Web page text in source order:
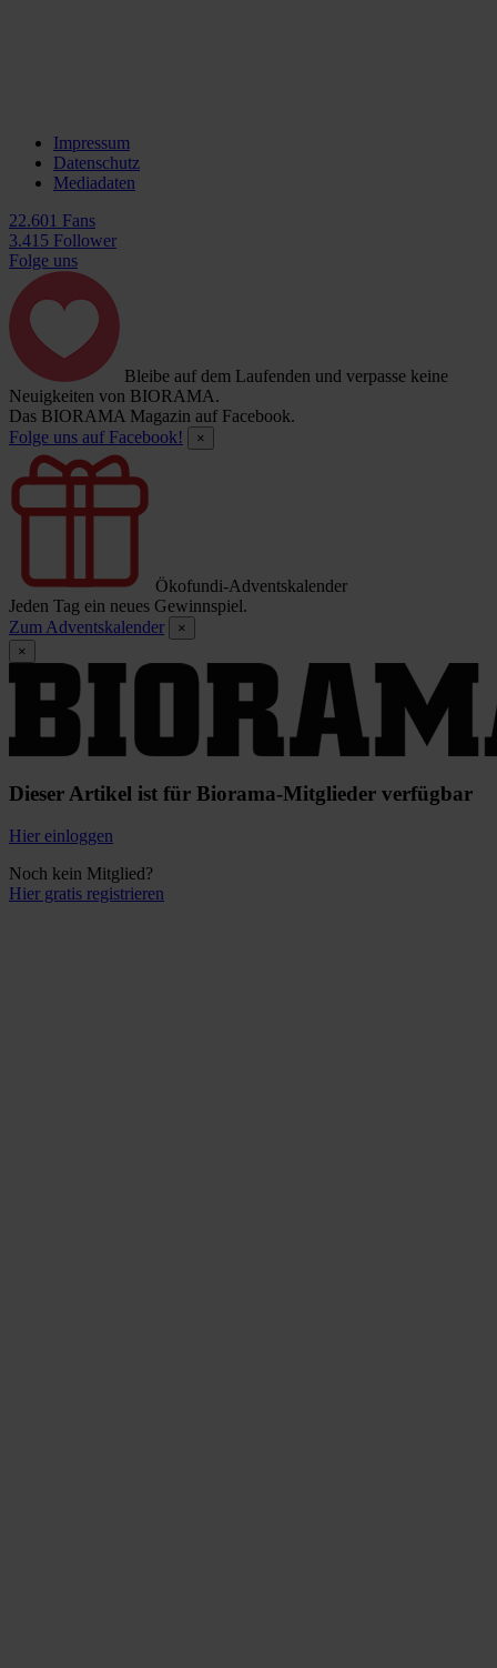
Impressum
Datenschutz
Mediadaten
22.601 Fans
3.415 Follower
Folge uns
Bleibe auf dem Laufenden und verpasse keine
Neuigkeiten von BIORAMA.
Das BIORAMA Magazin auf Facebook.
Folge uns auf Facebook!
×
Ökofundi-Adventskalender
Jeden Tag ein neues Gewinnspiel.
Zum Adventskalender
×
×
Dieser Artikel ist für Biorama-Mitglieder verfügbar
Hier einloggen
Noch kein Mitglied?
Hier gratis registrieren